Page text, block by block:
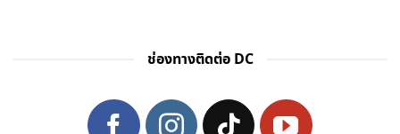
ช่องทางติดต่อ DC